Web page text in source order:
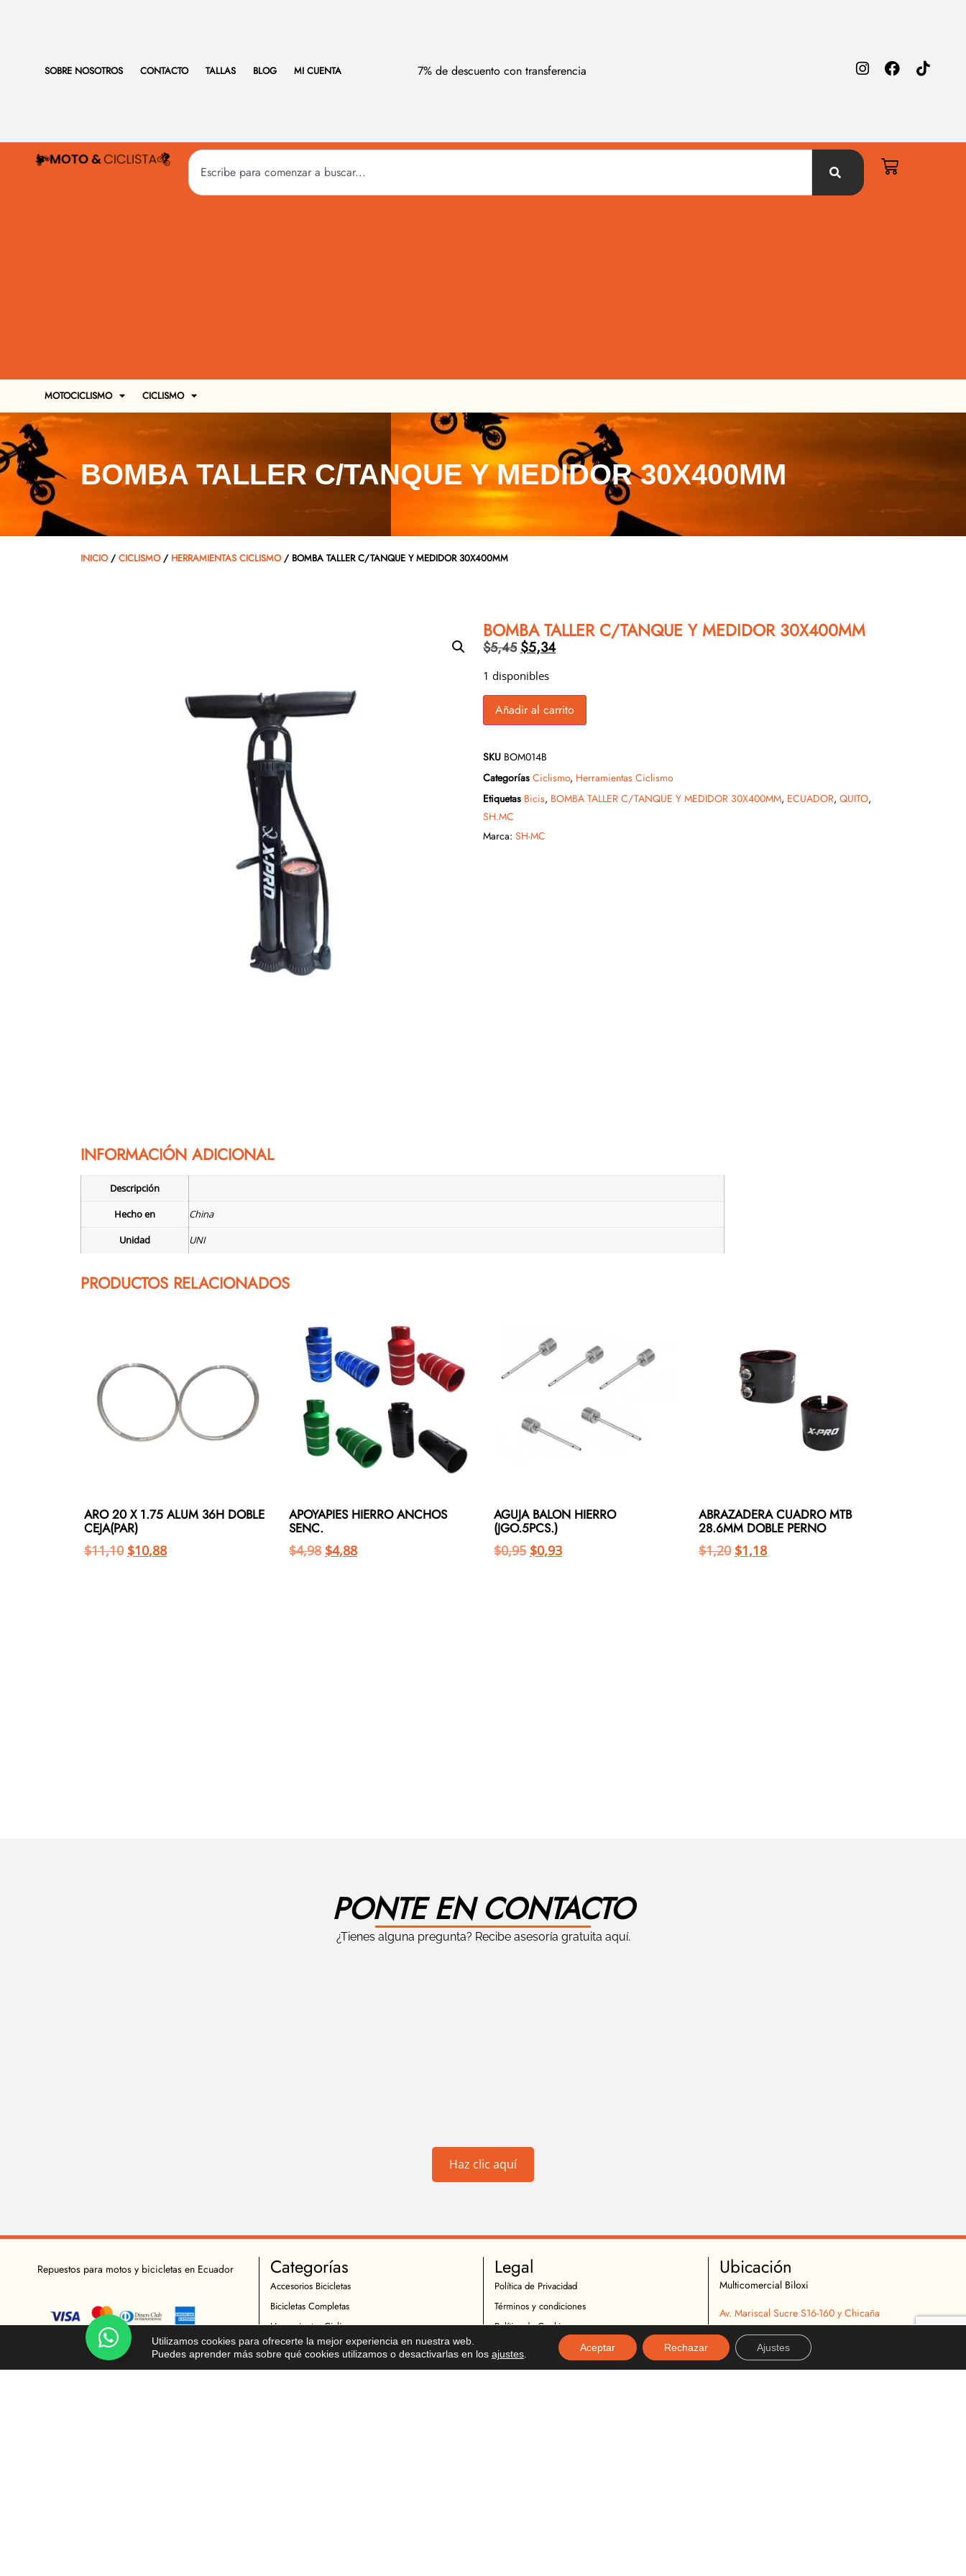
SOBRE NOSOTROS CONTACTO TALLAS BLOG MI CUENTA 7% de descuento con transferencia
MOTOCICLISMO CICLISMO
BOMBA TALLER C/TANQUE Y MEDIDOR 30X400MM
INICIO/ CICLISMO/ HERRAMIENTAS CICLISMO/ BOMBA TALLER C/TANQUE Y MEDIDOR 30X400MM
BOMBA TALLER C/TANQUE Y MEDIDOR 30X400MM
$5,45 $5,34
1 disponibles
Añadir al carrito
SKU BOM014B
Categorías Ciclismo, Herramientas Ciclismo
Etiquetas Bicis, BOMBA TALLER C/TANQUE Y MEDIDOR 30X400MM, ECUADOR, QUITO,
SH.MC
Marca: SH-MC
INFORMACIÓN ADICIONAL
Descripción
Hecho en
China
Unidad
UNI
PRODUCTOS RELACIONADOS
ARO 20 X 1.75 ALUM 36H DOBLE
CEJA(PAR)
$11,10 $10,88
APOYAPIES HIERRO ANCHOS
SENC.
$4,98 $4,88
AGUJA BALON HIERRO
(JGO.5PCS.)
$0,95 $0,93
ABRAZADERA CUADRO MTB
28.6MM DOBLE PERNO
$1,20 $1,18
PONTE EN CONTACTO
¿Tienes alguna pregunta? Recibe asesoría gratuita aquí.
Haz clic aquí
Repuestos para motos y bicicletas en Ecuador Categorías
Accesorios Bicicletas
Bicicletas Completas
Herramientas Ciclismo
Indumentaria Ciclistas
Legal
Política de Privacidad
Términos y condiciones
Política de Cookies
Política de Devoluciones
Ubicación
Multicomercial Biloxi
Av. Mariscal Sucre S16-160 y Chicaña
02 2627 540
096 296 9642
Utilizamos cookies para ofrecerte la mejor experiencia en nuestra web.
Puedes aprender más sobre qué cookies utilizamos o desactivarlas en los ajustes.
Aceptar Rechazar Ajustes
Chatea!